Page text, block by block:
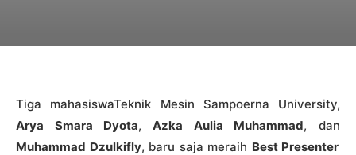
Tiga mahasiswaTeknik Mesin Sampoerna University,
Arya Smara Dyota, Azka Aulia Muhammad, dan
Muhammad Dzulkifly, baru saja meraih Best Presenter